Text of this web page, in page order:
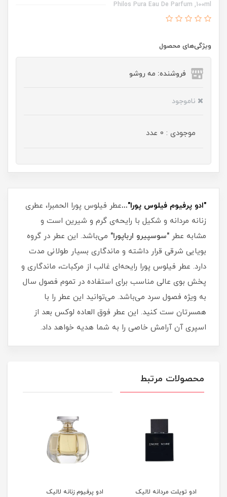
Philos Pura Eau De Parfum ,100ml
ویژگی‌های محصول
فروشنده: مه رو‌شو
ناموجود
موجودی : 0 عدد
"ادو پرفیوم فیلوس پورا"...عطر فیلوس پورا الحمبرا، عطری
زنانه مردانه و شکیل با رایحه‌ی گرم و شیرین است و
مشابه عطر "سوسپیرو ارباپورا" می‌باشد. این عطر در گروه
بویایی شرقی قرار داشته و ماندگاری بسیار طولانی مدت
دارد. عطر فیلوس پورا رایحه‌ای غالب از مرکبات، ماندگاری و
پخش بوی عالی مناسب برای استفاده در تموم فصول سال
به ویژه فصول سرد می‌باشد. می‌توانید این عطر را با
همسرتان ست کنید. این عطر فوق العاده لوکس بعد از
اسپری آن آرامش خاصی را به شما هدیه خواهد داد.
محصولات مرتبط
ادو تویلت مردانه لالیک
ادو پرفیوم زنانه لالیک